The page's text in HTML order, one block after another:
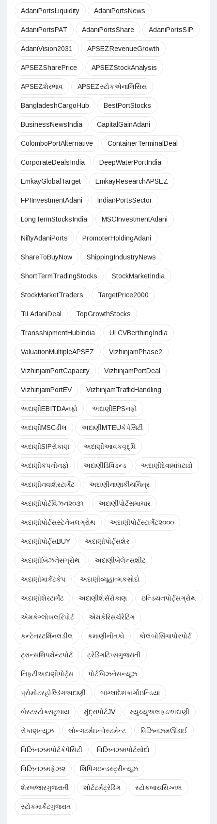
AdaniPortsLiquidity AdaniPortsNews
AdaniPortsPAT AdaniPortsShare AdaniPortsSIP
AdaniVision2031 APSEZRevenueGrowth
APSEZSharePrice APSEZStockAnalysis
APSEZશેરભાવ APSEZસ્ટોકએનાલિસિસ
BangladeshCargoHub BestPortStocks
BusinessNewsIndia CapitalGainAdani
ColomboPortAlternative ContainerTerminalDeal
CorporateDealsIndia DeepWaterPortIndia
EmkayGlobalTarget EmkayResearchAPSEZ
FPIInvestmentAdani IndianPortsSector
LongTermStocksIndia MSCInvestmentAdani
NiftyAdaniPorts PromoterHoldingAdani
ShareToBuyNow ShippingIndustryNews
ShortTermTradingStocks StockMarketIndia
StockMarketTraders TargetPrice2000
TiLAdaniDeal TopGrowthStocks
TransshipmentHubIndia ULCVBerthingIndia
ValuationMultipleAPSEZ VizhinjamPhase2
VizhinjamPortCapacity VizhinjamPortDeal
VizhinjamPortEV VizhinjamTrafficHandling
અદાણીEBITDAનફો અદાણીEPSનફો
અદાણીMSCડીલ અદાણીMTEUકેપેસિટી
અદાણીSIPરોકાણ અદાણીઆવકવૃદ્ધિ
અદાણીકંપનીનફો અદાણીડિવિડન્ડ અદાણીદેવામાંઘટાડો
અદાણીનવાશેરટાર્ગેટ અદાણીનાણાકીયચિત્ર
અદાણીપોર્ટવિઝન૨૦૩૧ અદાણીપોર્ટસમાચાર
અદાણીપોર્ટસસ્ટેનેબલગ્રોથ અદાણીપોર્ટસ્ટાર્ગેટ૨૦૦૦
અદાણીપોર્ટ્સBUY અદાણીપોર્ટ્સશેર
અદાણીબિઝનેસગ્રોથ અદાણીબેલેન્સશીટ
અદાણીમાર્કેટકેપ અદાણીવ્યૂહાત્મકસોદો
અદાણીશેરટાર્ગેટ અદાણીશેર્સરોકાણ ઇન્ડિયનપોર્ટ્સગ્રોથ
એમકેગ્લોબલરિપોર્ટ એમકેરિસર્ચરેટિંગ
કન્ટેનરટર્મિનલડીલ કમાણીનીતકો કોલંબોસિંગાપોરપોર્ટ
ટ્રાન્સશિપમેન્ટપોર્ટ ટ્રેડિંગટિપ્સગુજરાતી
નિફ્ટીઅદાણીપોર્ટ્સ પોર્ટબિઝનેસન્યૂઝ
પ્રોમોટરહોલ્ડિંગઅદાણી બાંગ્લાદેશકાર્ગોઇન્ડિયા
બેસ્ટસ્ટોક્સટુબાય મુંદ્રાપોર્ટJV મ્યુચ્યુઅલફંડઅદાણી
રોકાણન્યૂઝ લોન્ગટર્મઇન્વેસ્ટમેન્ટ વિઝિનઝમઊંડાઈ
વિઝિનઝમપોર્ટકેપેસિટી વિઝિનઝમપોર્ટસોદો
વિઝિનઝમફેઝ૨ શિપિંગઇન્ડસ્ટ્રીન્યૂઝ
શેરબજારગુજરાતી શોર્ટટર્મટ્રેડિંગ સ્ટોકબાયસિગ્નલ
સ્ટોકમાર્કેટગુજરાત